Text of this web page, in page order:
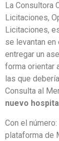
La Consultora
Licitaciones,
Licitaciones,
se levantan
entregar un
forma orientar
las que
Consulta al
nuevo
Con el
plataforma de